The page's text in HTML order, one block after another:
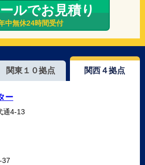
ルでお見積り
中無休24時間受付
関東１０拠点 関西４拠点
ー
通4-13
37